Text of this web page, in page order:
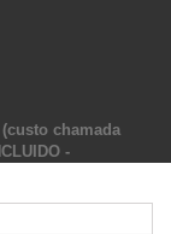
(custo chamada
-